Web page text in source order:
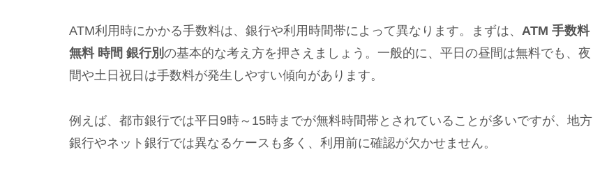
ATM利用時にかかる手数料は、銀行や利用時間帯によって異なります。まずは、 ATM 手数料
無料 時間 銀行別 の基本的な考え方を押さえましょう。一般的に、平日の昼間は無料でも、夜
間や土日祝日は手数料が発生しやすい傾向があります。
例えば、都市銀行では平日9時～15時までが無料時間帯とされていることが多いですが、地方
銀行やネット銀行では異なるケースも多く、利用前に確認が欠かせません。